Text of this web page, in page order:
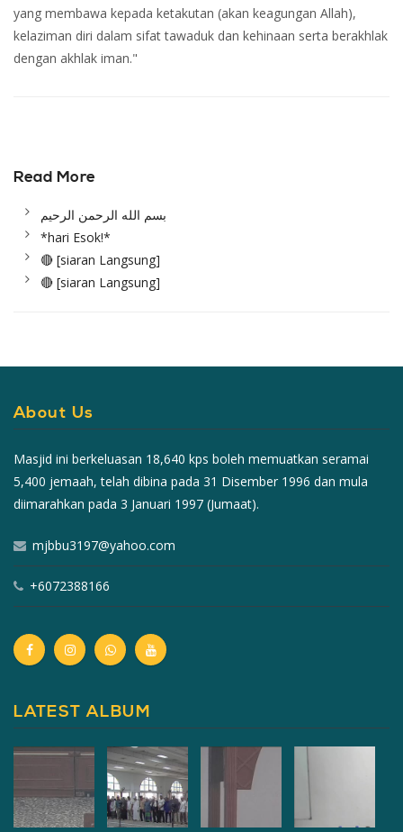
yang membawa kepada ketakutan (akan keagungan Allah),
kelaziman diri dalam sifat tawaduk dan kehinaan serta berakhlak
dengan akhlak iman."
Read More
بسم الله الرحمن الرحيم
*hari Esok!*
🔴 [siaran Langsung]
🔴 [siaran Langsung]
About Us
Masjid ini berkeluasan 18,640 kps boleh memuatkan seramai
5,400 jemaah, telah dibina pada 31 Disember 1996 dan mula
diimarahkan pada 3 Januari 1997 (Jumaat).
mjbbu3197@yahoo.com
+6072388166
LATEST ALBUM